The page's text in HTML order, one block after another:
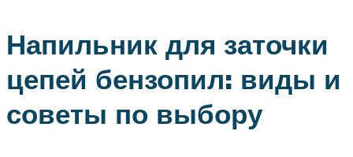
Напильник для заточки
цепей бензопил: виды и
советы по выбору